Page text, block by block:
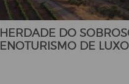
HERDADE DO
ENOTURISMO DE LUXO